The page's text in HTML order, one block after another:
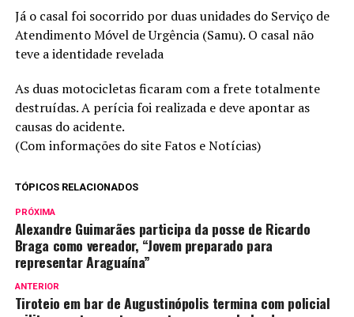
Já o casal foi socorrido por duas unidades do Serviço de
Atendimento Móvel de Urgência (Samu). O casal não
teve a identidade revelada
As duas motocicletas ficaram com a frete totalmente
destruídas. A perícia foi realizada e deve apontar as
causas do acidente.
(Com informações do site Fatos e Notícias)
TÓPICOS RELACIONADOS
PRÓXIMA
Alexandre Guimarães participa da posse de Ricardo
Braga como vereador, “Jovem preparado para
representar Araguaína”
ANTERIOR
Tiroteio em bar de Augustinópolis termina com policial